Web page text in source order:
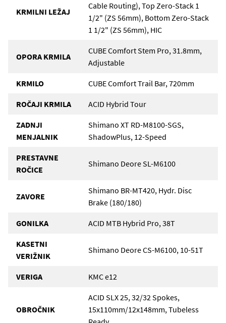
KRMILNI LEŽAJ
Cable Routing), Top Zero-Stack 1
1/2" (ZS 56mm), Bottom Zero-Stack
1 1/2" (ZS 56mm), HIC
OPORA KRMILA
CUBE Comfort Stem Pro, 31.8mm,
Adjustable
KRMILO CUBE Comfort Trail Bar, 720mm
ROČAJI KRMILA ACID Hybrid Tour
ZADNJI
MENJALNIK
Shimano XT RD-M8100-SGS,
ShadowPlus, 12-Speed
PRESTAVNE
ROČICE
Shimano Deore SL-M6100
ZAVORE
Shimano BR-MT420, Hydr. Disc
Brake (180/180)
GONILKA ACID MTB Hybrid Pro, 38T
KASETNI
VERIŽNIK
Shimano Deore CS-M6100, 10-51T
VERIGA KMC e12
OBROČNIK
ACID SLX 25, 32/32 Spokes,
15x110mm/12x148mm, Tubeless